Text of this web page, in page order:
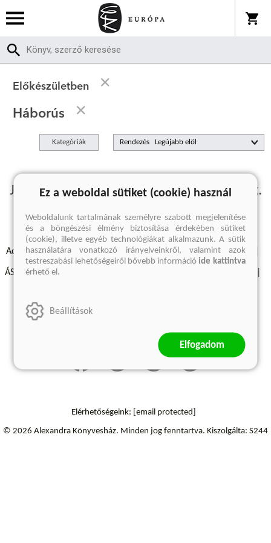
Előkészületben
Háborús
Kategóriák Rendezés
Jelenleg nincs előkészületben termékünk.
Adatvédelmi szabályzatok Elállási felmondási nyilatkozat
ÁSZF - Vásárlási feltételek
Szállítási információk
Elérhetőségeink: [email protected]
© 2026 Alexandra Könyvesház. Minden jog fenntartva. Kiszolgálta: S244
Ez a weboldal sütiket (cookie) használ
Weboldalunk tartalmának személyre szabott megjelenítése
és a böngészési élmény biztosítása érdekében sütiket
(cookie), illetve egyéb technológiákat alkalmazunk. A sütik
használatára vonatkozó irányelveinkről, valamint azok
testreszabási lehetőségeiről bővebb információide kattintva
érhető el.
Beállítások
Elfogadom